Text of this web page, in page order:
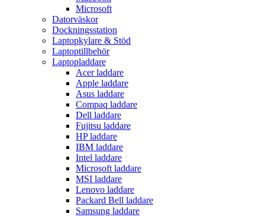
Microsoft
Datorväskor
Dockningsstation
Laptopkylare & Stöd
Laptoptillbehör
Laptopladdare
Acer laddare
Apple laddare
Asus laddare
Compaq laddare
Dell laddare
Fujitsu laddare
HP laddare
IBM laddare
Intel laddare
Microsoft laddare
MSI laddare
Lenovo laddare
Packard Bell laddare
Samsung laddare